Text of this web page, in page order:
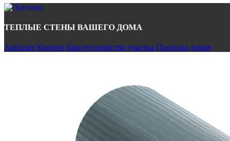
ТЕПЛЫЕ СТЕНЫ ВАШЕГО ДОМА
Арболит Кирпич Благоустройство участка Проекты домов